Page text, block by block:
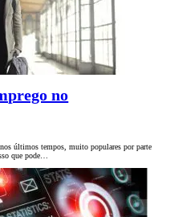
no
últimos tempos, muito populares por parte
que pode…